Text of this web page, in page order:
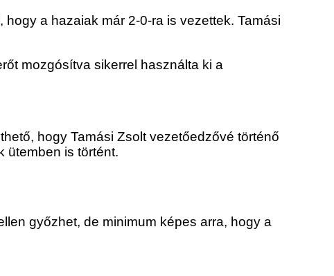
a hazaiak már 2-0-ra is vezettek. Tamási
mozgósítva sikerrel használta ki a
hogy Tamási Zsolt vezetőedzővé történő
ütemben is történt.
győzhet, de minimum képes arra, hogy a